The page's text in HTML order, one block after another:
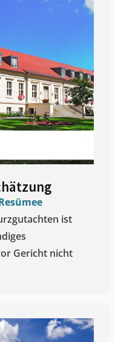
ist
Gericht nicht